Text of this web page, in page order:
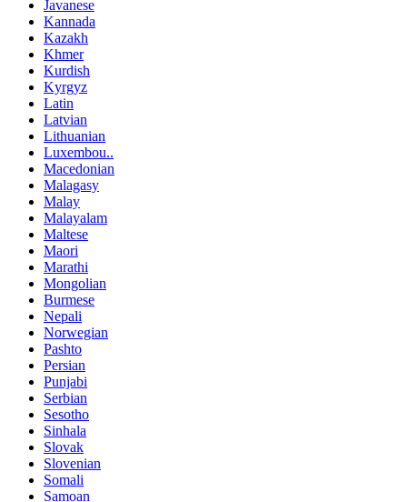
Javanese
Kannada
Kazakh
Khmer
Kurdish
Kyrgyz
Latin
Latvian
Lithuanian
Luxembou..
Macedonian
Malagasy
Malay
Malayalam
Maltese
Maori
Marathi
Mongolian
Burmese
Nepali
Norwegian
Pashto
Persian
Punjabi
Serbian
Sesotho
Sinhala
Slovak
Slovenian
Somali
Samoan